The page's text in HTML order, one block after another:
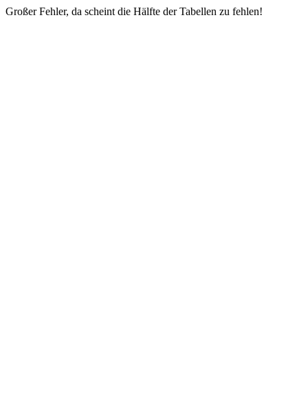
Großer Fehler, da scheint die Hälfte der Tabellen zu fehlen!